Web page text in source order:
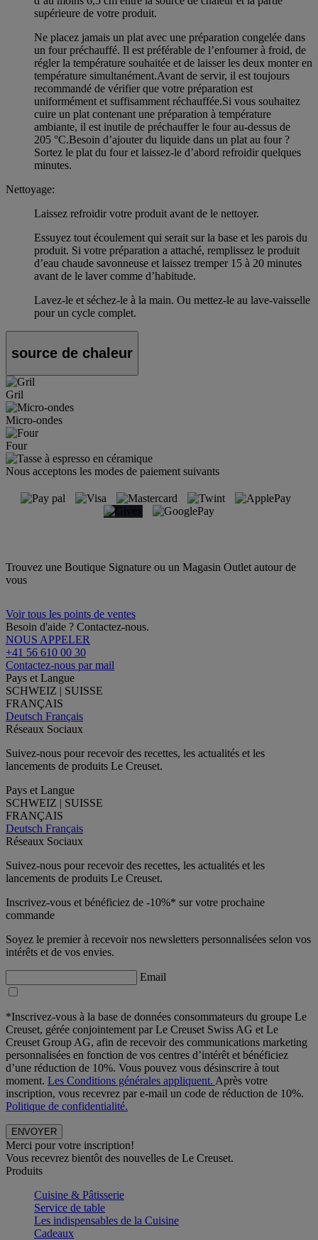
supérieure de votre produit.
Ne placez jamais un plat avec une préparation congelée dans
un four préchauffé. Il est préférable de l’enfourner à froid, de
régler la température souhaitée et de laisser les deux monter en
température simultanément.Avant de servir, il est toujours
recommandé de vérifier que votre préparation est
uniformément et suffisamment réchauffée.Si vous souhaitez
cuire un plat contenant une préparation à température
ambiante, il est inutile de préchauffer le four au-dessus de
205 °C.Besoin d’ajouter du liquide dans un plat au four ?
Sortez le plat du four et laissez-le d’abord refroidir quelques
minutes.
Nettoyage:
Laissez refroidir votre produit avant de le nettoyer.
Essuyez tout écoulement qui serait sur la base et les parois du
produit. Si votre préparation a attaché, remplissez le produit
d’eau chaude savonneuse et laissez tremper 15 à 20 minutes
avant de le laver comme d’habitude.
Lavez-le et séchez-le à la main. Ou mettez-le au lave-vaisselle
pour un cycle complet.
source de chaleur
Gril
Micro-ondes
Four
Nous acceptons les modes de paiement suivants
Trouvez une Boutique Signature ou un Magasin Outlet autour de
vous
Voir tous les points de ventes
Besoin d'aide ? Contactez-nous.
NOUS APPELER
+41 56 610 00 30
Contactez-nous par mail
Pays et Langue
SCHWEIZ | SUISSE
FRANÇAIS
Deutsch Français
Réseaux Sociaux
Suivez-nous pour recevoir des recettes, les actualités et les
lancements de produits Le Creuset.
Pays et Langue
SCHWEIZ | SUISSE
FRANÇAIS
Deutsch Français
Réseaux Sociaux
Suivez-nous pour recevoir des recettes, les actualités et les
lancements de produits Le Creuset.
Inscrivez-vous et bénéficiez de -10%* sur votre prochaine
commande
Soyez le premier à recevoir nos newsletters personnalisées selon vos
intérêts et de vos envies.
Email
*Inscrivez-vous à la base de données consommateurs du groupe Le
Creuset, gérée conjointement par Le Creuset Swiss AG et Le
Creuset Group AG, afin de recevoir des communications marketing
personnalisées en fonction de vos centres d’intérêt et bénéficiez
d’une réduction de 10%. Vous pouvez vous désinscrire à tout
moment. Les Conditions générales appliquent. Après votre
inscription, vous recevrez par e-mail un code de réduction de 10%.
Politique de confidentialité.
Merci pour votre inscription!
Vous recevrez bientôt des nouvelles de Le Creuset.
Produits
Cuisine & Pâtisserie
Service de table
Les indispensables de la Cuisine
Cadeaux